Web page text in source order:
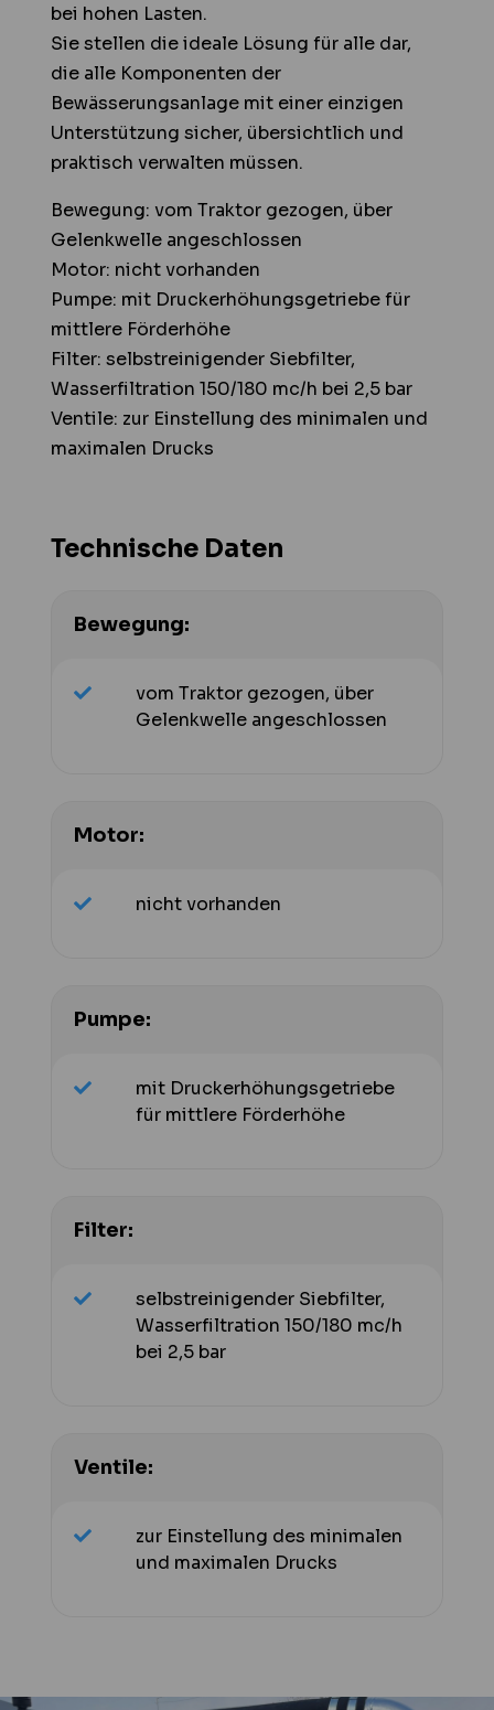
bei hohen Lasten.
Sie stellen die ideale Lösung für alle dar,
die alle Komponenten der
Bewässerungsanlage mit einer einzigen
Unterstützung sicher, übersichtlich und
praktisch verwalten müssen.
Bewegung: vom Traktor gezogen, über
Gelenkwelle angeschlossen
Motor: nicht vorhanden
Pumpe: mit Druckerhöhungsgetriebe für
mittlere Förderhöhe
Filter: selbstreinigender Siebfilter,
Wasserfiltration 150/180 mc/h bei 2,5 bar
Ventile: zur Einstellung des minimalen und
maximalen Drucks
Technische Daten
Bewegung:
vom Traktor gezogen, über
Gelenkwelle angeschlossen
Motor:
nicht vorhanden
Pumpe:
mit Druckerhöhungsgetriebe
für mittlere Förderhöhe
Filter:
selbstreinigender Siebfilter,
Wasserfiltration 150/180 mc/h
bei 2,5 bar
Ventile:
zur Einstellung des minimalen
und maximalen Drucks